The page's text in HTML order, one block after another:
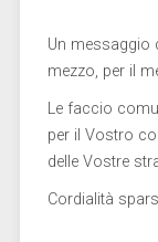
Un messaggio
mezzo, per il
Le faccio
per il Vostro
delle Vostre
Cordialità